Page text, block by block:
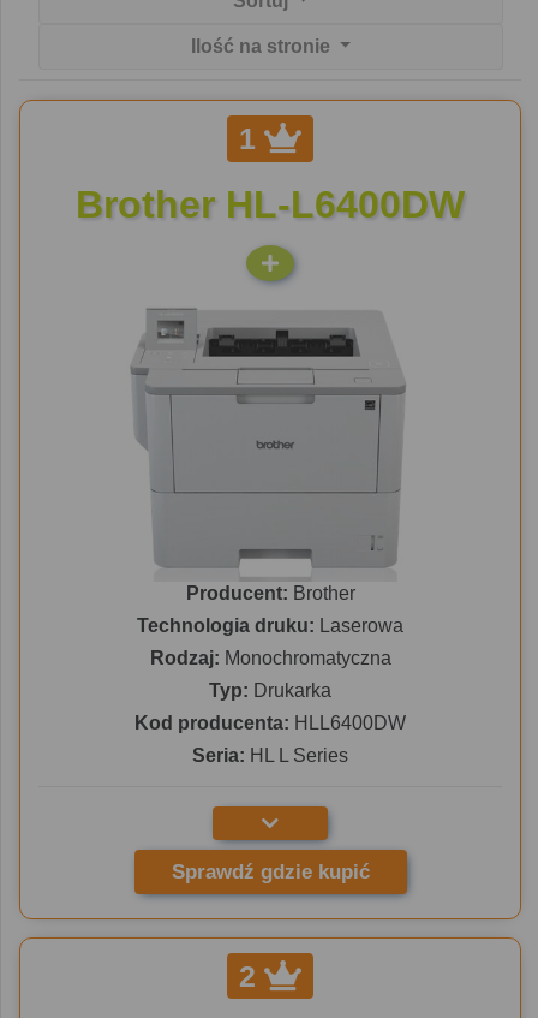
Ilość na stronie
1
Brother HL-L6400DW
Producent: Brother
Technologia druku: Laserowa
Rodzaj: Monochromatyczna
Typ: Drukarka
Kod producenta: HLL6400DW
Seria: HL L Series
Sprawdź gdzie kupić
2